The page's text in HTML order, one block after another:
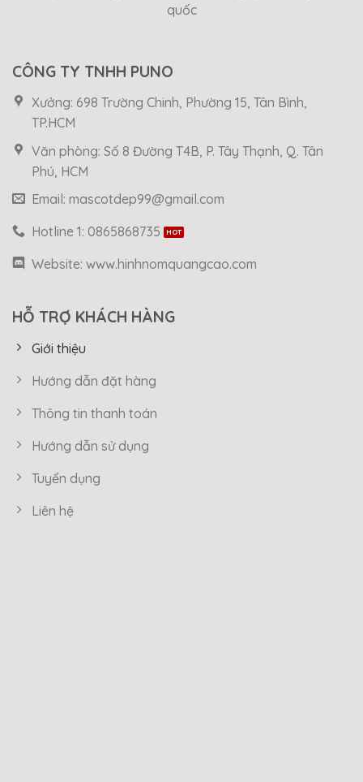
quốc
CÔNG TY TNHH PUNO
Xưởng: 698 Trường Chinh, Phường 15, Tân Bình,
TP.HCM
Văn phòng: Số 8 Đường T4B, P. Tây Thạnh, Q. Tân
Phú, HCM
Email: mascotdep99@gmail.com
Hotline 1: 0865868735
Website: www.hinhnomquangcao.com
HỖ TRỢ KHÁCH HÀNG
Giới thiệu
Hướng dẫn đặt hàng
Thông tin thanh toán
Hướng dẫn sử dụng
Tuyển dụng
Liên hệ